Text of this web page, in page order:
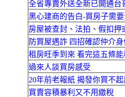
全省專賣外送全新已開通
黑心建商的告白-買房子需
房屋被查封、法拍、假扣押
防買屋遇詐 四招確認仲介身
租房旺季到來 看完這五條
過來人談買房感受
20年前老報紙 揭發你買不
買賣容積暴利又不用繳稅